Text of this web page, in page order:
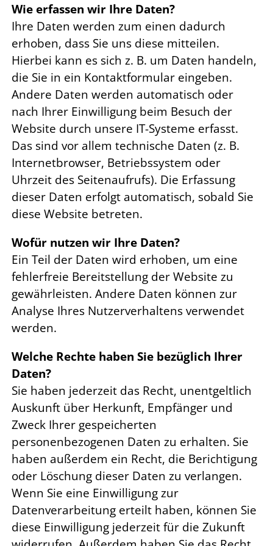
Wie erfassen wir Ihre Daten?
Ihre Daten werden zum einen dadurch
erhoben, dass Sie uns diese mitteilen.
Hierbei kann es sich z. B. um Daten handeln,
die Sie in ein Kontaktformular eingeben.
Andere Daten werden automatisch oder
nach Ihrer Einwilligung beim Besuch der
Website durch unsere IT-Systeme erfasst.
Das sind vor allem technische Daten (z. B.
Internetbrowser, Betriebssystem oder
Uhrzeit des Seitenaufrufs). Die Erfassung
dieser Daten erfolgt automatisch, sobald Sie
diese Website betreten.
Wofür nutzen wir Ihre Daten?
Ein Teil der Daten wird erhoben, um eine
fehlerfreie Bereitstellung der Website zu
gewährleisten. Andere Daten können zur
Analyse Ihres Nutzerverhaltens verwendet
werden.
Welche Rechte haben Sie bezüglich Ihrer
Daten?
Sie haben jederzeit das Recht, unentgeltlich
Auskunft über Herkunft, Empfänger und
Zweck Ihrer gespeicherten
personenbezogenen Daten zu erhalten. Sie
haben außerdem ein Recht, die Berichtigung
oder Löschung dieser Daten zu verlangen.
Wenn Sie eine Einwilligung zur
Datenverarbeitung erteilt haben, können Sie
diese Einwilligung jederzeit für die Zukunft